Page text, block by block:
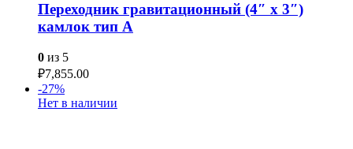
Переходник гравитационный (4″ x 3″)
камлок тип А
0 из 5
₽7,855.00
-27%
Нет в наличии